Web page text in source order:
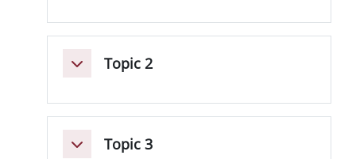
MinimizzaTopic 2
MinimizzaTopic 3